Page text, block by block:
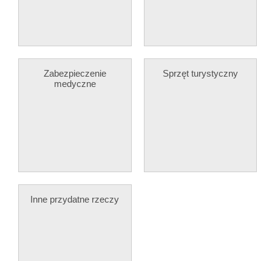
Zabezpieczenie
medyczne
Sprzęt turystyczny
Inne przydatne rzeczy